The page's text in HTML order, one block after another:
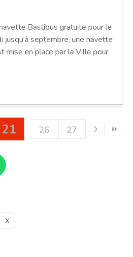
Bastibus gratuite pour le
jusqu’à septembre, une navette
mise en place par la Ville pour
21 26 27
X